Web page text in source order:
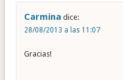
Carmina dice:
28/08/2013 a las 11:07
Gracias!